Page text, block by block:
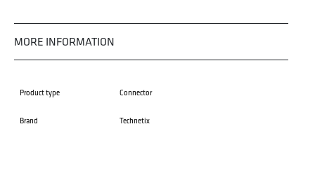
MORE INFORMATION
Product type Connector
Brand Technetix